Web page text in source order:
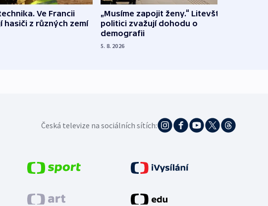
Ve Francii
hasiči z různých zemí
„Musíme zapojit ženy.“ Litevští
politici zvažují dohodu o
demografii
5. 8. 2026
Česká televize na sociálních sítích: